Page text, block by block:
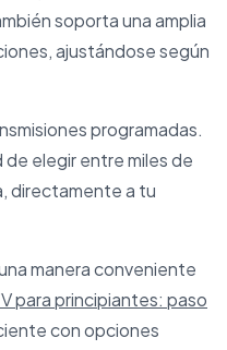
soporta una amplia
ajustándose según
programadas.
de elegir entre miles de
directamente a tu
manera conveniente
para principiantes: paso
con opciones